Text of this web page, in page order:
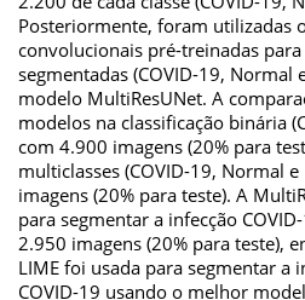
Posteriormente, foram utilizadas
convolucionais pré-treinadas
segmentadas (COVID-19, Normal
modelo MultiResUNet. A
modelos na classificação binária
com 4.900 imagens (20% para
multiclasses (COVID-19, Normal
imagens (20% para teste). A
para segmentar a infecção
2.950 imagens (20% para teste),
LIME foi usada para segmentar a
COVID-19 usando o melhor